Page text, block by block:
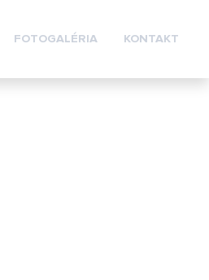
FOTOGALÉRIA KONTAKT